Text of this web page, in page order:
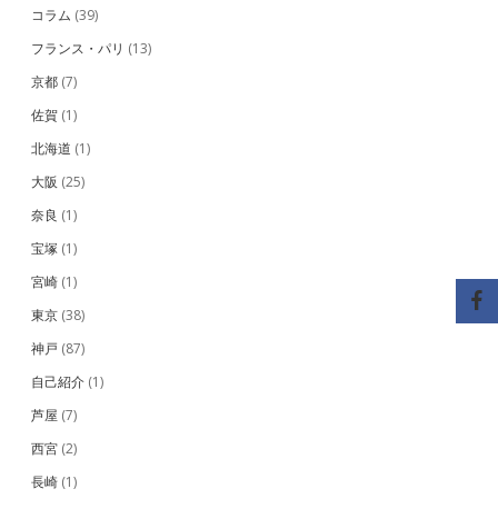
コラム (39)
フランス・パリ (13)
京都 (7)
佐賀 (1)
北海道 (1)
大阪 (25)
奈良 (1)
宝塚 (1)
宮崎 (1)
東京 (38)
神戸 (87)
自己紹介 (1)
芦屋 (7)
西宮 (2)
長崎 (1)